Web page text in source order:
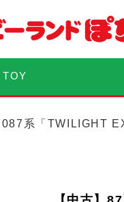
TOY
系「TWILIGHT